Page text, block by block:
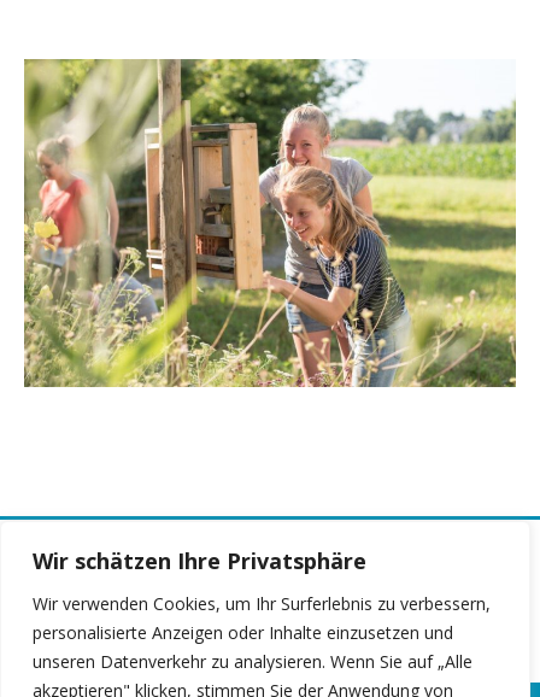
Wir schätzen Ihre Privatsphäre
Wir verwenden Cookies, um Ihr Surferlebnis zu verbessern,
personalisierte Anzeigen oder Inhalte einzusetzen und
unseren Datenverkehr zu analysieren. Wenn Sie auf „Alle
akzeptieren" klicken, stimmen Sie der Anwendung von
Chance Gymnasium: Die Seite zur
Grundschulempfehlung.